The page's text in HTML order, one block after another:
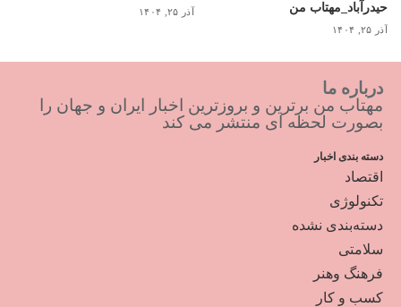
حیدرآباد_مهتاب من
آذر ۲۵, ۱۴۰۴
آذر ۲۵, ۱۴۰۴
درباره ما
مهتاب من برترین و بروزترین اخبار ایران و جهان را
بصورت لحظه ای منتشر می کند
دسته بندی اخبار
اقتصاد
تکنولوژی
دسته‌بندی نشده
سلامتی
فرهنگ وهنر
کسب و کار